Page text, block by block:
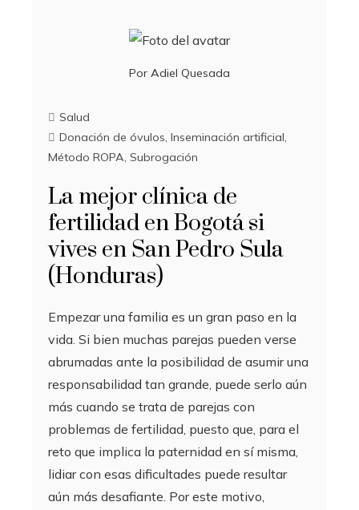
Por Adiel Quesada
Salud
Donación de óvulos, Inseminación artificial,
Método ROPA, Subrogación
La mejor clínica de
fertilidad en Bogotá si
vives en San Pedro Sula
(Honduras)
Empezar una familia es un gran paso en la
vida. Si bien muchas parejas pueden verse
abrumadas ante la posibilidad de asumir una
responsabilidad tan grande, puede serlo aún
más cuando se trata de parejas con
problemas de fertilidad, puesto que, para el
reto que implica la paternidad en sí misma,
lidiar con esas dificultades puede resultar
aún más desafiante. Por este motivo,